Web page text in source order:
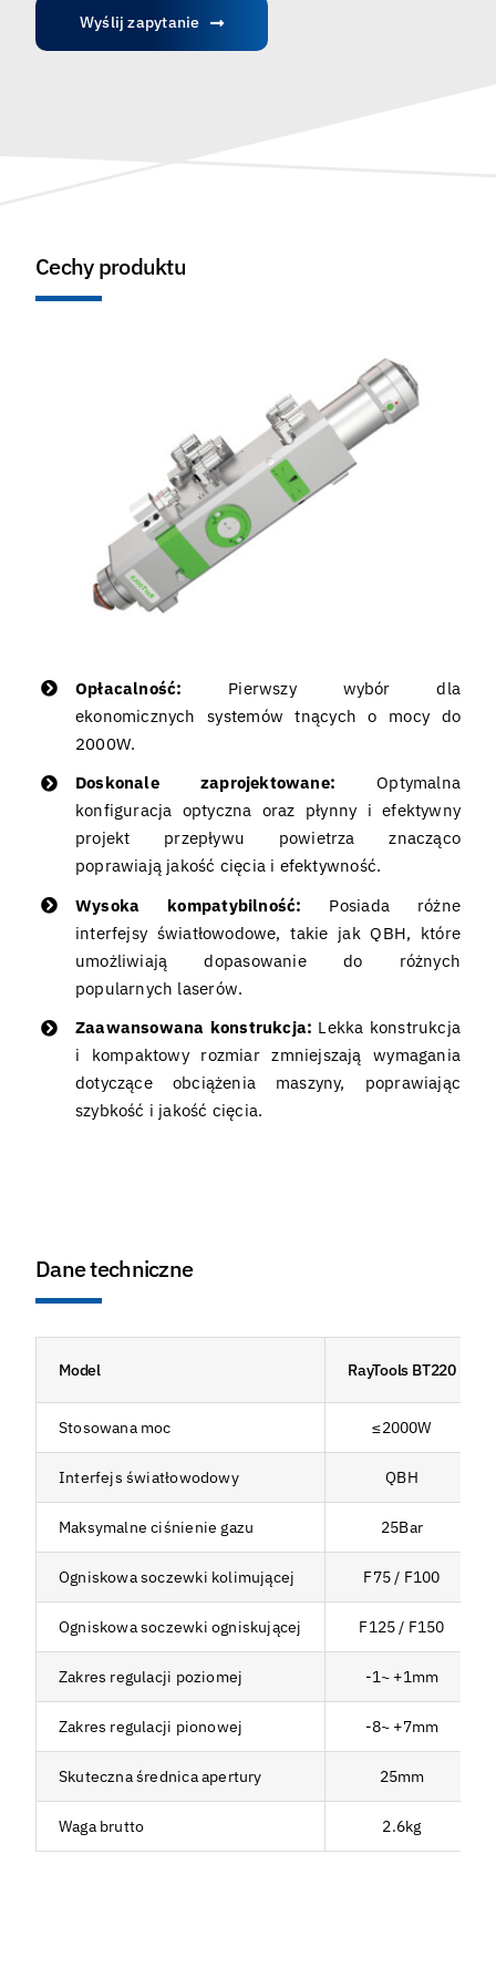
Wyślij zapytanie
Cechy produktu
Opłacalność: Pierwszy wybór dla
ekonomicznych systemów tnących o mocy do
2000W.
Doskonale zaprojektowane: Optymalna
konfiguracja optyczna oraz płynny i efektywny
projekt przepływu powietrza znacząco
poprawiają jakość cięcia i efektywność.
Wysoka kompatybilność: Posiada różne
interfejsy światłowodowe, takie jak QBH, które
umożliwiają dopasowanie do różnych
popularnych laserów.
Zaawansowana konstrukcja: Lekka konstrukcja
i kompaktowy rozmiar zmniejszają wymagania
dotyczące obciążenia maszyny, poprawiając
szybkość i jakość cięcia.
Dane techniczne
Model RayTools BT220
Stosowana moc ≤2000W
Interfejs światłowodowy QBH
Maksymalne ciśnienie gazu 25Bar
Ogniskowa soczewki kolimującej F75 / F100
Ogniskowa soczewki ogniskującej F125 / F150
Zakres regulacji poziomej -1~ +1mm
Zakres regulacji pionowej -8~ +7mm
Skuteczna średnica apertury 25mm
Waga brutto 2.6kg